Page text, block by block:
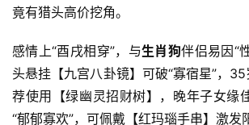
竟有猎头高价挖角。
感情上“酉戌相穿”，与生肖狗伴侣易因“
头悬挂【九宫八卦镜】可破“寡宿星”，
荐使用【绿幽灵招财树】，晚年子女缘
“郁郁寡欢”，可佩戴【红玛瑙手串】激发